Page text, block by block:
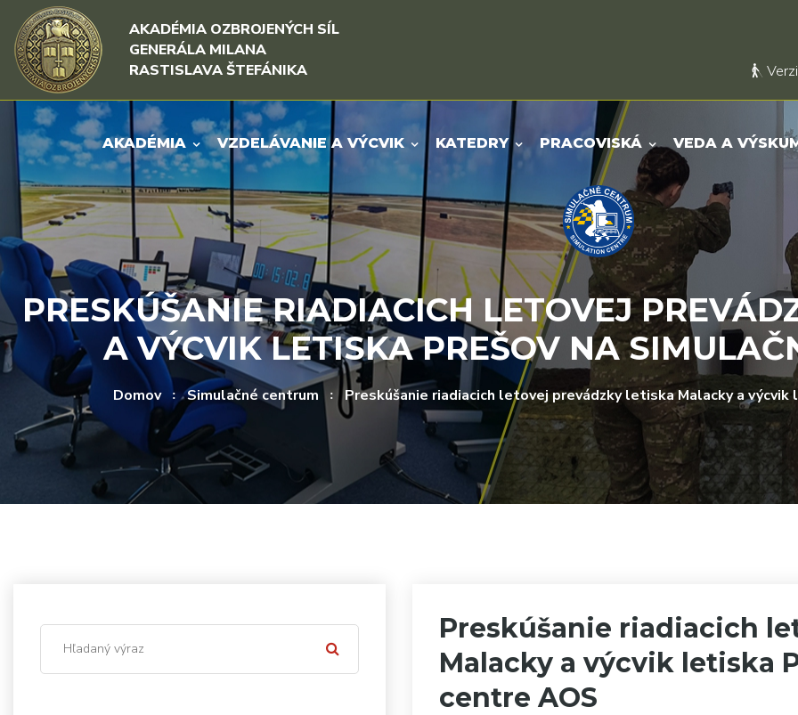
Rovno na obsah
Rovno na menu
AKADÉMIA OZBROJENÝCH SÍL
GENERÁLA MILANA
RASTISLAVA ŠTEFÁNIKA
AKADÉMIA VZDELÁVANIE A VÝCVIK KATEDRY PRACOVISKÁ VEDA A
PRESKÚŠANIE RIADIACICH LETOVEJ
A VÝCVIK LETISKA PREŠOV NA
Domov Simulačné centrum Preskúšanie riadiacich letovej prevádzky letiska Malacky a
Preskúšanie riadiacich
Malacky a výcvik letiska
centre AOS